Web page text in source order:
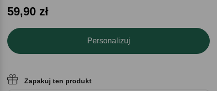
59,90 zł
Personalizuj
Zapakuj ten produkt